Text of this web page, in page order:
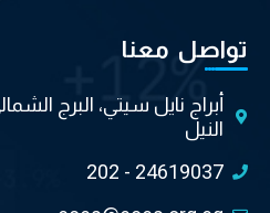
تواصل معنا
أبراج نايل سيتي، البرج
النيل
202 - 24619037